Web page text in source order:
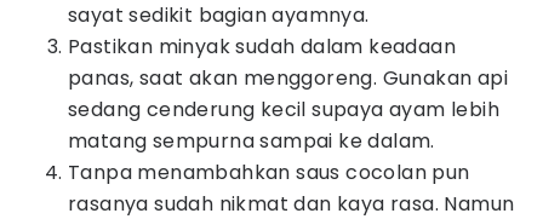
sayat sedikit bagian ayamnya.
Pastikan minyak sudah dalam keadaan
panas, saat akan menggoreng. Gunakan api
sedang cenderung kecil supaya ayam lebih
matang sempurna sampai ke dalam.
Tanpa menambahkan saus cocolan pun
rasanya sudah nikmat dan kaya rasa. Namun